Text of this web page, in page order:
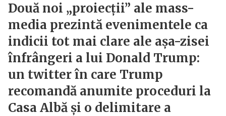
Două noi „proiecții” ale mass-
media prezintă evenimentele ca
indicii tot mai clare ale așa-zisei
înfrângeri a lui Donald Trump:
un twitter în care Trump
recomandă anumite proceduri la
Casa Albă și o delimitare a